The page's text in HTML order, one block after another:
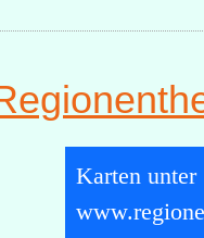
Karten unter